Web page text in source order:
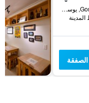
13, Gonghwabuk 2-gil, يوسو, كوريا الجنوبية